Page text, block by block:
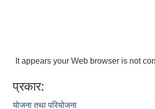
It appears your Web browser is not
प्रकार:
योजना तथा परियोजना